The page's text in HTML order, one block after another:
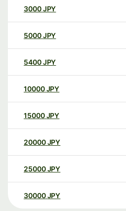
3000JPY
5000JPY
5400JPY
10000 JPY
15000 JPY
20000 JPY
25000 JPY
30000 JPY